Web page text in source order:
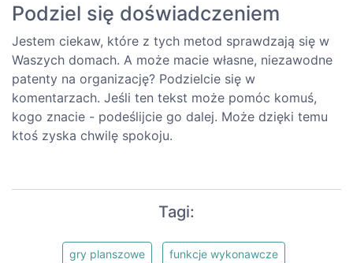
Podziel się doświadczeniem
Jestem ciekaw, które z tych metod sprawdzają się w
Waszych domach. A może macie własne, niezawodne
patenty na organizację? Podzielcie się w
komentarzach. Jeśli ten tekst może pomóc komuś,
kogo znacie - podeślijcie go dalej. Może dzięki temu
ktoś zyska chwilę spokoju.
Tagi:
gry planszowe funkcje wykonawcze